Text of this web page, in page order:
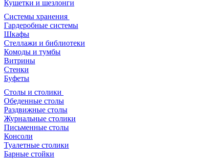
Кушетки и шезлонги
Системы хранения
Гардеробные системы
Шкафы
Стеллажи и библиотеки
Комоды и тумбы
Витрины
Стенки
Буфеты
Столы и столики
Обеденные столы
Раздвижные столы
Журнальные столики
Письменные столы
Консоли
Туалетные столики
Барные стойки